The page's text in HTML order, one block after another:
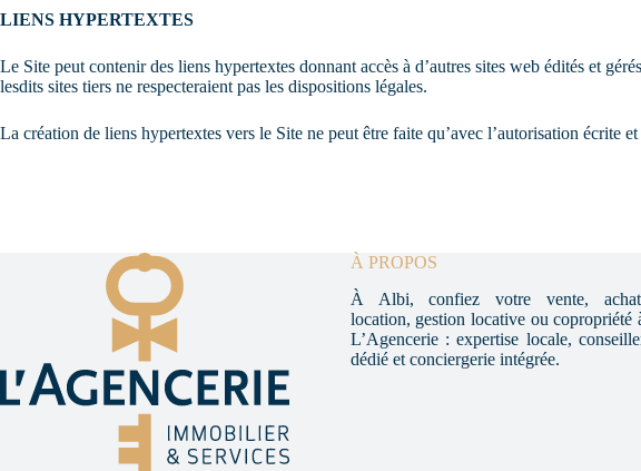
LIENS HYPERTEXTES
Le Site peut contenir des liens hypertextes donnant accès à d’autres sites web édités et
lesdits sites tiers ne respecteraient pas les dispositions légales.
La création de liens hypertextes vers le Site ne peut être faite qu’avec l’autorisation écrite
À PROPOS
À Albi, confiez votre vente,
location, gestion locative ou copropriété
L’Agencerie : expertise locale,
dédié et conciergerie intégrée.